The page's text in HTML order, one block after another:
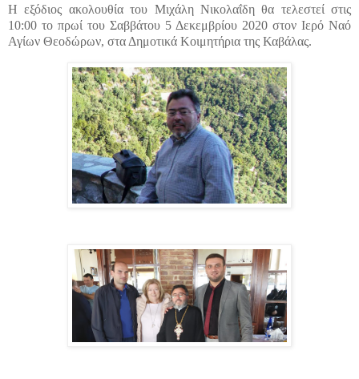
Η εξόδιος ακολουθία του Μιχάλη Νικολαΐδη θα τελεστεί στις
10:00 το πρωί του Σαββάτου 5 Δεκεμβρίου 2020 στον Ιερό Ναό
Αγίων Θεοδώρων, στα Δημοτικά Κοιμητήρια της Καβάλας.